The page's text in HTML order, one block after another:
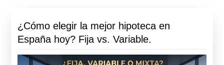
¿Cómo elegir la mejor hipoteca en
España hoy? Fija vs. Variable.